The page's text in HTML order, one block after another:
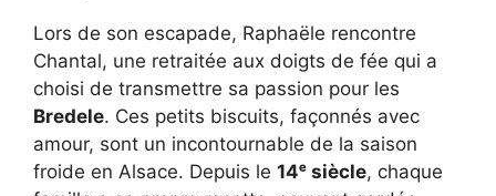
Lors de son escapade, Raphaële rencontre
Chantal, une retraitée aux doigts de fée qui a
choisi de transmettre sa passion pour les
Bredele. Ces petits biscuits, façonnés avec
amour, sont un incontournable de la saison
froide en Alsace. Depuis le 14ᵉ siècle, chaque